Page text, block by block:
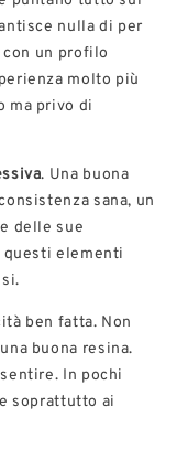
nulla di per
un profilo
molto più
ma privo di
. Una buona
sana, un
delle sue
elementi
ben fatta. Non
buona resina.
In pochi
soprattutto ai